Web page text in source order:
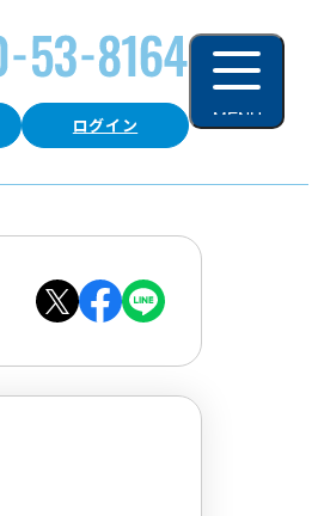
ログイン MENU